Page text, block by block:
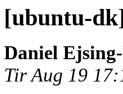
[ubuntu-
Daniel
Tir Aug 19